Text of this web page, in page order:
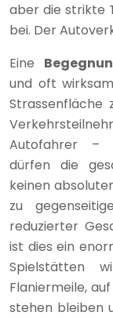
aber die strikte
bei. Der
Eine
und oft
Strassenfläche
Autofahrer –
dürfen die
keinen
zu
reduzierter
ist dies ein
Spielstätten
Flaniermeile,
stehen bleiben